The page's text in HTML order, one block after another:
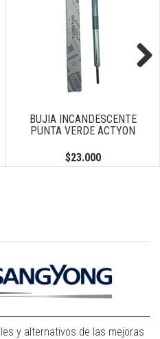
BUJIA INCANDESCENTE
PUNTA VERDE ACTYON
$23.000
y alternativos de las mejoras